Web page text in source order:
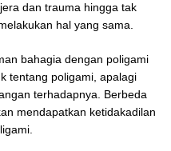
dan trauma hingga tak
hal yang sama.
bahagia dengan poligami
tentang poligami, apalagi
terhadapnya. Berbeda
mendapatkan ketidakadilan